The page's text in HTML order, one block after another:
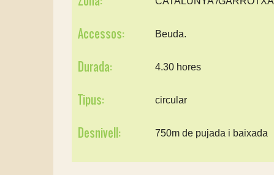
Accessos: Beuda.
Durada: 4.30 hores
Tipus: circular
Desnivell: 750m de pujada i baixada